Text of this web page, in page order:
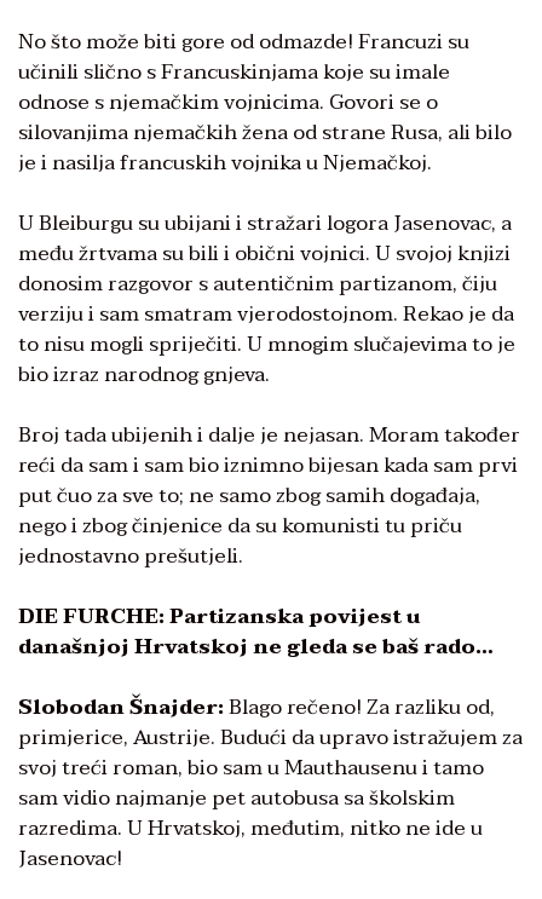
No što može biti gore od odmazde! Francuzi su
učinili slično s Francuskinjama koje su imale
odnose s njemačkim vojnicima. Govori se o
silovanjima njemačkih žena od strane Rusa, ali bilo
je i nasilja francuskih vojnika u Njemačkoj.
U Bleiburgu su ubijani i stražari logora Jasenovac, a
među žrtvama su bili i obični vojnici. U svojoj knjizi
donosim razgovor s autentičnim partizanom, čiju
verziju i sam smatram vjerodostojnom. Rekao je da
to nisu mogli spriječiti. U mnogim slučajevima to je
bio izraz narodnog gnjeva.
Broj tada ubijenih i dalje je nejasan. Moram također
reći da sam i sam bio iznimno bijesan kada sam prvi
put čuo za sve to; ne samo zbog samih događaja,
nego i zbog činjenice da su komunisti tu priču
jednostavno prešutjeli.
DIE FURCHE: Partizanska povijest u
današnjoj Hrvatskoj ne gleda se baš rado…
Slobodan Šnajder:Blago rečeno! Za razliku od,
primjerice, Austrije. Budući da upravo istražujem za
svoj treći roman, bio sam u Mauthausenu i tamo
sam vidio najmanje pet autobusa sa školskim
razredima. U Hrvatskoj, međutim, nitko ne ide u
Jasenovac!